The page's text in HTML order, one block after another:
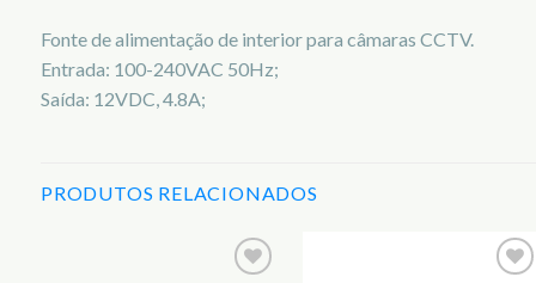
Fonte de alimentação de interior para câmaras CCTV.
Entrada: 100-240VAC 50Hz;
Saída: 12VDC, 4.8A;
PRODUTOS RELACIONADOS